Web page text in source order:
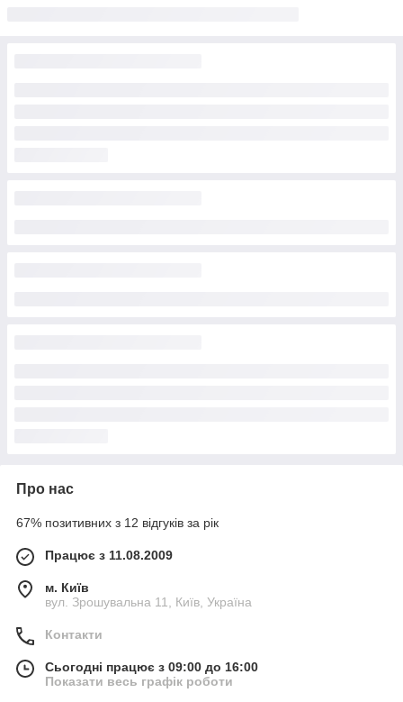
Про нас
67% позитивних з 12 відгуків за рік
Працює з 11.08.2009
м. Київ
вул. Зрошувальна 11, Київ, Україна
Контакти
Сьогодні працює з 09:00 до 16:00
Показати весь графік роботи